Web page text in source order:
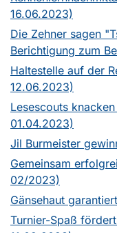
16.06.2023)
Die Zehner sagen
Berichtigung zum
Haltestelle auf der
12.06.2023)
Lesescouts
01.04.2023)
Jil Burmeister
Gemeinsam
02/2023)
Gänsehaut
Turnier-Spaß